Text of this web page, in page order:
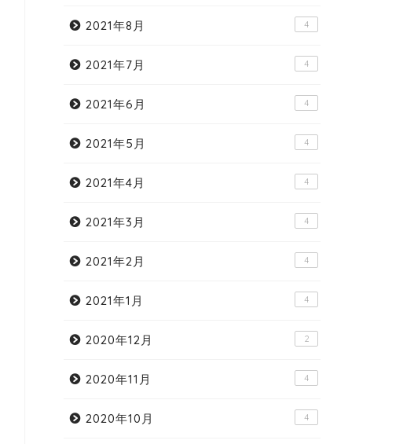
2021年8月 4
2021年7月 4
2021年6月 4
2021年5月 4
2021年4月 4
2021年3月 4
2021年2月 4
2021年1月 4
2020年12月 2
2020年11月 4
2020年10月 4